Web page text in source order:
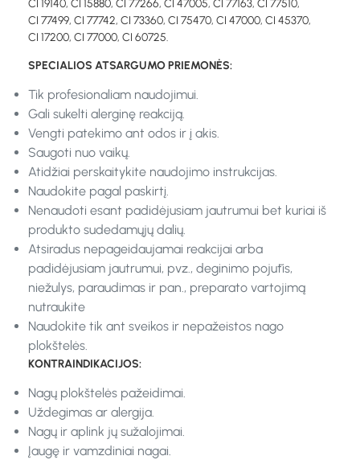
CI 19140, CI 15880, CI 77266, CI 47005, CI 77163, CI 77510,
CI 77499, CI 77742, CI 73360, CI 75470, CI 47000, CI 45370,
CI 17200, CI 77000, CI 60725.
SPECIALIOS ATSARGUMO PRIEMONĖS:
Tik profesionaliam naudojimui.
Gali sukelti alerginę reakciją.
Vengti patekimo ant odos ir į akis.
Saugoti nuo vaikų.
Atidžiai perskaitykite naudojimo instrukcijas.
Naudokite pagal paskirtį.
Nenaudoti esant padidėjusiam jautrumui bet kuriai iš
produkto sudedamųjų dalių.
Atsiradus nepageidaujamai reakcijai arba
padidėjusiam jautrumui, pvz., deginimo pojūtis,
niežulys, paraudimas ir pan., preparato vartojimą
nutraukite
Naudokite tik ant sveikos ir nepažeistos nago
plokštelės.
KONTRAINDIKACIJOS:
Nagų plokštelės pažeidimai.
Uždegimas ar alergija.
Nagų ir aplink jų sužalojimai.
Įaugę ir vamzdiniai nagai.